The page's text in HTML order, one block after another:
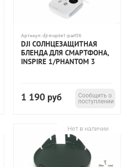
Артикул:dji-inspire1-part56
DJI СОЛНЦЕЗАЩИТНАЯ
БЛЕНДА ДЛЯ СМАРТФОНА,
INSPIRE 1/PHANTOM 3
1 190 руб
Сообщить о
поступлении
Нет в наличии